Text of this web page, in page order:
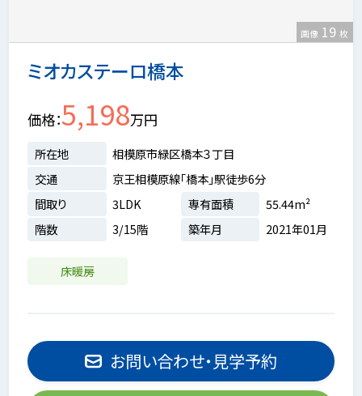
ミオカステーロ橋本
画像 19 枚
価格 5,198万円
所在地
相模原市緑区橋本３丁目
交通
京王相模原線「橋本」駅徒歩6分
間取り
3LDK 専有面積
55.44m²
階数
3/15階 築年月 2021年01月
床暖房
お問い合わせ・見学予約